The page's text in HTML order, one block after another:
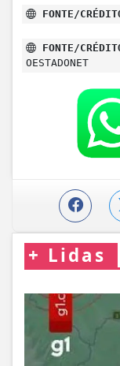
FONTE/
FONTE/
OESTADONET
+ Lidas